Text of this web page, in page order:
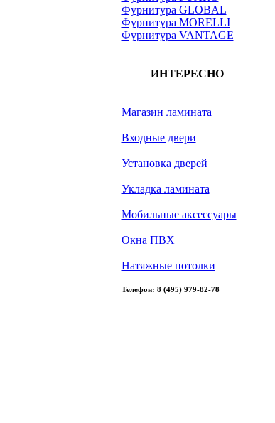
Фурнитура GLOBAL
Фурнитура MORELLI
Фурнитура VANTAGE
ИНТЕРЕСНО
Магазин ламината
Входные двери
Установка дверей
Укладка ламината
Мобильные аксессуары
Окна ПВХ
Натяжные потолки
Телефон: 8 (495) 979-82-78